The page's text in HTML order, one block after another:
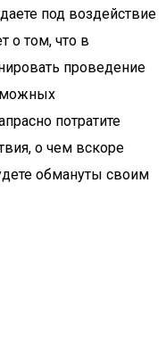
под воздействие
о том, что в
проведение
потратите
о чем вскоре
обмануты своим